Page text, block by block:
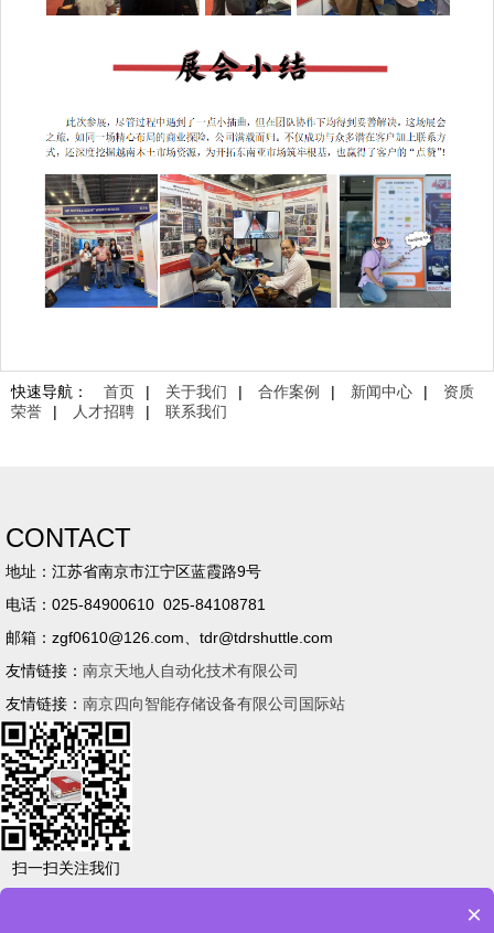
快速导航： 首页 | 关于我们 | 合作案例 | 新闻中心 |
资质
荣誉
| 人才招聘 | 联系我们
CONTACT
地址：江苏省南京市江宁区蓝霞路9号
电话：025-84900610 025-84108781
邮箱：zgf0610@126.com、tdr@tdrshuttle.com
友情链接： 南京天地人自动化技术有限公司
友情链接： 南京四向智能存储设备有限公司国际站
扫一扫关注我们
×